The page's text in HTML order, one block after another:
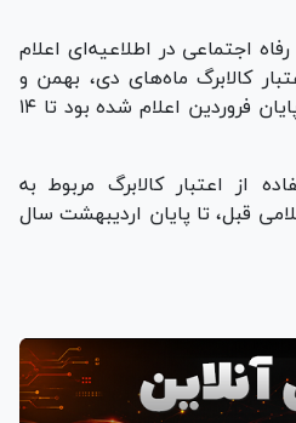
اجتماعی در اطلاعیه‌ای اعلام‌
کالابرگ ماه‌های دی، بهمن و
اسفند سال ۱۴۰۴ که قبلا تا پایان فروردین اعلام شده بود تا ۱۴
از اعتبار کالابرگ مربوط به
روال اعلامی قبل، تا پایان اردیبهشت سال